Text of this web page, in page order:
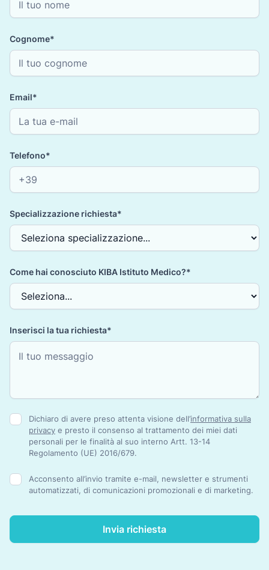
Cognome*
Email*
Telefono*
Specializzazione richiesta*
Come hai conosciuto KIBA Istituto Medico?*
Inserisci la tua richiesta*
Dichiaro di avere preso attenta visione dell’informativa sulla
privacy e presto il consenso al trattamento dei miei dati
personali per le finalità al suo interno Artt. 13-14
Regolamento (UE) 2016/679.
Acconsento all’invio tramite e-mail, newsletter e strumenti
automatizzati, di comunicazioni promozionali e di marketing.